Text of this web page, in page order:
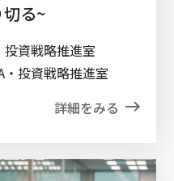
る~
資戦略推進室
投資戦略推進室
詳細をみる